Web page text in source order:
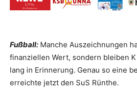
Fußball: Manche Auszeichnungen
finanziellen Wert, sondern bleiben
lang in Erinnerung. Genau so eine
erreichte jetzt den SuS Rünthe.